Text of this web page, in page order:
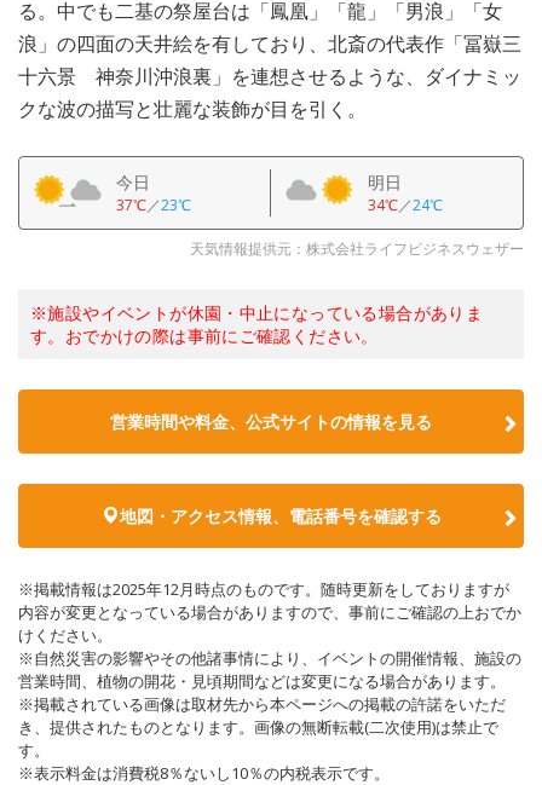
る。中でも二基の祭屋台は「鳳凰」「龍」「男浪」「女
浪」の四面の天井絵を有しており、北斎の代表作「冨嶽三
十六景 神奈川沖浪裏」を連想させるような、ダイナミッ
クな波の描写と壮麗な装飾が目を引く。
今日
37℃／23℃
明日
34℃／24℃
天気情報提供元：株式会社ライフビジネスウェザー
※施設やイベントが休園・中止になっている場合がありま
す。おでかけの際は事前にご確認ください。
営業時間や料金、公式サイトの情報を見る
地図・アクセス情報、電話番号を確認する
※掲載情報は2025年12月時点のものです。随時更新をしておりますが
内容が変更となっている場合がありますので、事前にご確認の上おでか
けください。
※自然災害の影響やその他諸事情により、イベントの開催情報、施設の
営業時間、植物の開花・見頃期間などは変更になる場合があります。
※掲載されている画像は取材先から本ページへの掲載の許諾をいただ
き、提供されたものとなります。画像の無断転載(二次使用)は禁止で
す。
※表示料金は消費税8％ないし10％の内税表示です。